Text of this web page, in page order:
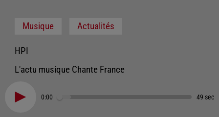
Musique Actualités
HPI
L'actu musique Chante France
0:00 49 sec